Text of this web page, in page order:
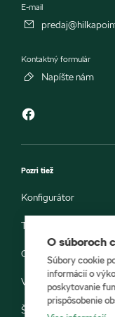
E-mail
Kontaktný formulár
Napíšte nám
Pozri tiež
Konfigurátor
Testovacia jazda
Objednávka do servisu
Vozidlá ihneď k odberu
Škoda E-shop
O súboroch
Súbory cookie
informácií o
poskytovanie
prispôsobenie